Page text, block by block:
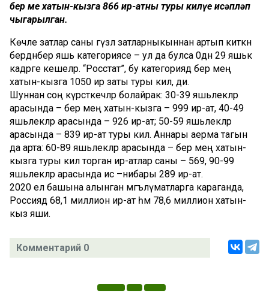
бер мең хатын-кызга 866 ир-атның туры килүе исәпләп
чыгарылган.
Көчле затлар саны гүзәл затларныкыннан артып киткән
бердәнбер яшь категориясе – ул да булса 0дән 29 яшькә
кадәрге кешеләр. “Росстат”, бу категориядә бер мең
хатын-кызга 1050 ир заты туры килә, ди.
Шуннан соң күрсәткечләр болайрак: 30-39 яшьлекләр
арасында – бер мең хатын-кызга – 999 ир-ат, 40-49
яшьлекләр арасында – 926 ир-ат; 50-59 яшьлекләр
арасында – 839 ир-ат туры килә. Аннары аерма тагын
да арта: 60-89 яшьлекләр арасында – бер мең хатын-
кызга туры килә торган ир-атлар саны – 569, 90-99
яшьлекләр арасында исә –нибары 289 ир-ат.
2020 ел башына алынган мәгълүматларга караганда,
Россиядә 68,1 миллион ир-ат һәм 78,6 миллион хатын-
кыз яши.
Комментарий 0